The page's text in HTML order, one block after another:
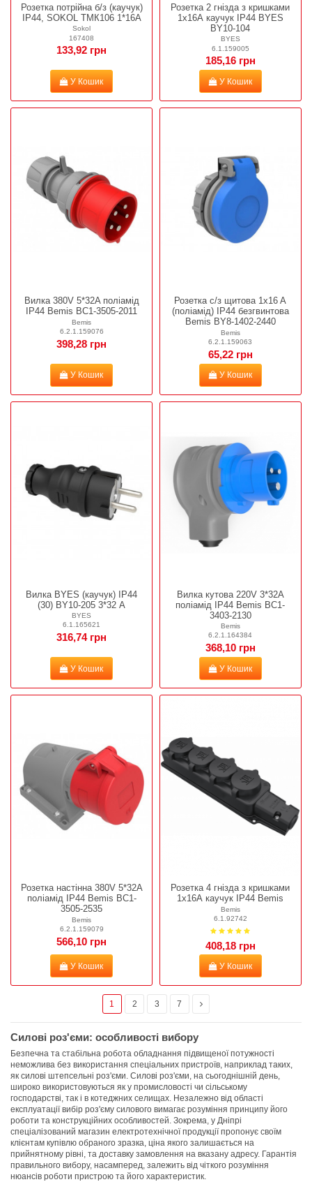
Розетка потрійна б/з (каучук)
IP44, SOKOL ТМК106 1*16А
Sokol
167408
133,92 грн
У Кошик
Розетка 2 гнізда з кришками
1х16А каучук IP44 BYES
BY10-104
BYES
6.1.159005
185,16 грн
У Кошик
Вилка 380V 5*32A поліамід
IP44 Bemis BC1-3505-2011
Bemis
6.2.1.159076
398,28 грн
У Кошик
Розетка c/з щитова 1x16 A
(поліамід) IP44 безгвинтова
Bemis BY8-1402-2440
Bemis
6.2.1.159063
65,22 грн
У Кошик
Вилка BYES (каучук) IP44
(30) BY10-205 3*32 А
BYES
6.1.165621
316,74 грн
У Кошик
Вилка кутова 220V 3*32A
поліамід IP44 Bemis BC1-
3403-2130
Bemis
6.2.1.164384
368,10 грн
У Кошик
Розетка настінна 380V 5*32A
поліамід IP44 Bemis BC1-
3505-2535
Bemis
6.2.1.159079
566,10 грн
У Кошик
Розетка 4 гнізда з кришками
1х16А каучук IP44 Bemis
Bemis
6.1.92742
408,18 грн
У Кошик
1 2 3 7
Силові роз'єми: особливості вибору
Безпечна та стабільна робота обладнання підвищеної потужності
неможлива без використання спеціальних пристроїв, наприклад таких,
як силові штепсельні роз'єми. Силові роз'єми, на сьогоднішній день,
широко використовуються як у промисловості чи сільському
господарстві, так і в котеджних селищах. Незалежно від області
експлуатації вибір роз'єму силового вимагає розуміння принципу його
роботи та конструкційних особливостей. Зокрема, у Дніпрі
спеціалізований магазин електротехнічної продукції пропонує своїм
клієнтам купівлю обраного зразка, ціна якого залишається на
прийнятному рівні, та доставку замовлення на вказану адресу. Гарантія
правильного вибору, насамперед, залежить від чіткого розуміння
нюансів роботи пристрою та його характеристик.